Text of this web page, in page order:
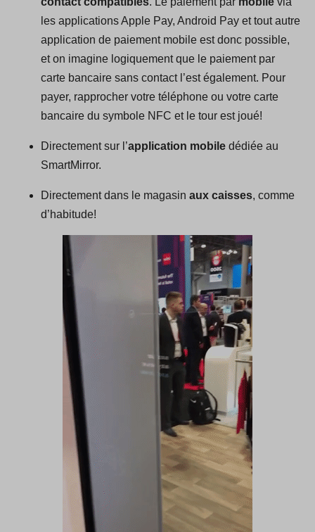
les applications Apple Pay, Android Pay et tout autre
application de paiement mobile est donc possible,
et on imagine logiquement que le paiement par
carte bancaire sans contact l’est également. Pour
payer, rapprocher votre téléphone ou votre carte
bancaire du symbole NFC et le tour est joué!
Directement sur l’application mobiledédiée au
SmartMirror.
Directement dans le magasin aux caisses, comme
d’habitude!